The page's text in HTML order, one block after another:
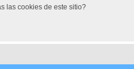
las cookies de este sitio?